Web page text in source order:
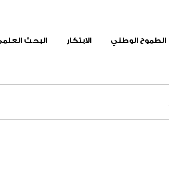
الطموح الوطني الابتكار البحث